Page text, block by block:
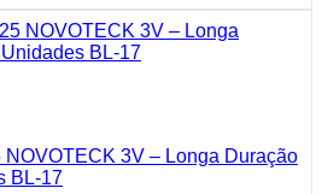
3V – Longa Duração
BL-17